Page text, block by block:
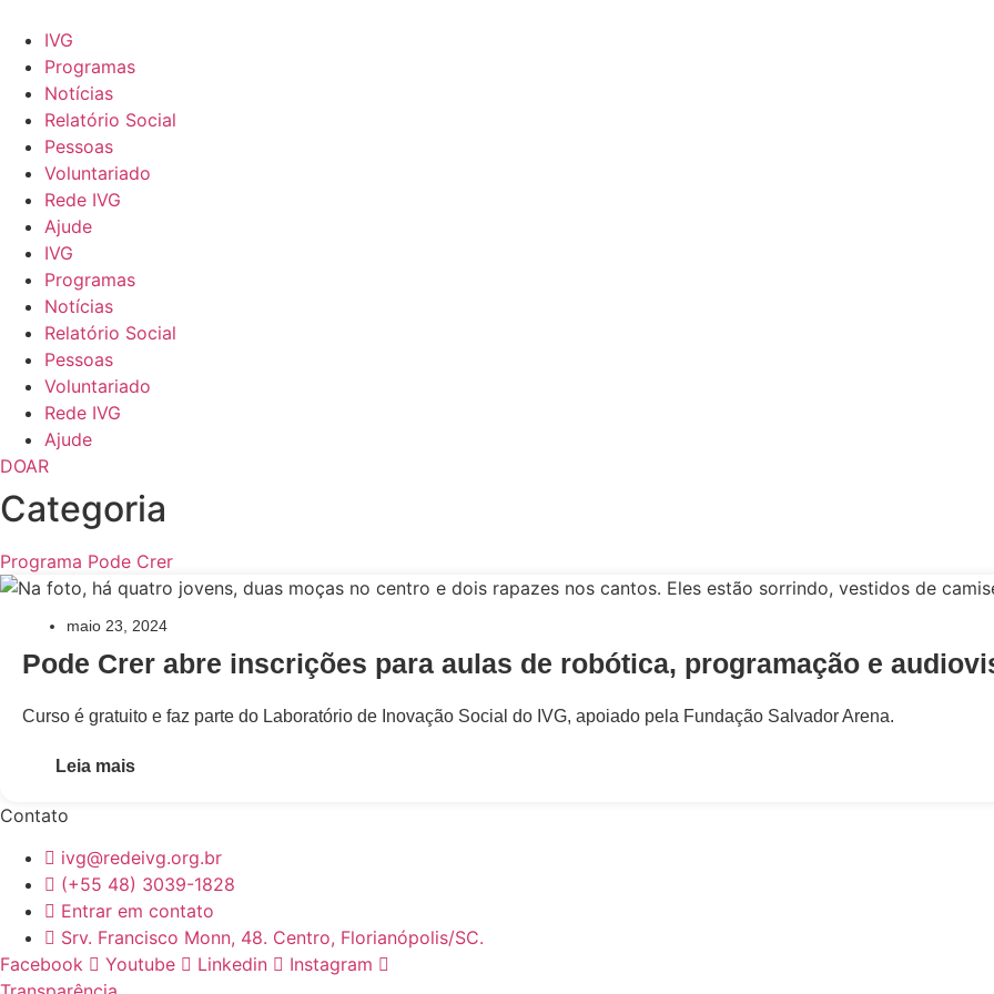
para
conteúdo
IVG
Programas
Notícias
Relatório Social
Pessoas
Voluntariado
Rede IVG
Ajude
IVG
Programas
Notícias
Relatório Social
Pessoas
Voluntariado
Rede IVG
Ajude
DOAR
Categoria
Programa Pode Crer
maio 23, 2024
Pode Crer abre inscrições para aulas de robótica, programação e
Curso é gratuito e faz parte do Laboratório de Inovação Social do IVG, apoiado pela Fundação Salvador Arena.
Leia mais
Contato
ivg@redeivg.org.br
(+55 48) 3039-1828
Entrar em contato
Srv. Francisco Monn, 48. Centro, Florianópolis/SC.
Facebook
Youtube Linkedin
Instagram